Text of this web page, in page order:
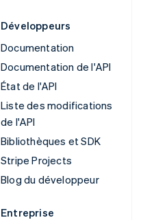
Développeurs
Documentation
Documentation de l'API
État de l'API
Liste des modifications
de l'API
Bibliothèques et SDK
Stripe Projects
Blog du développeur
Entreprise